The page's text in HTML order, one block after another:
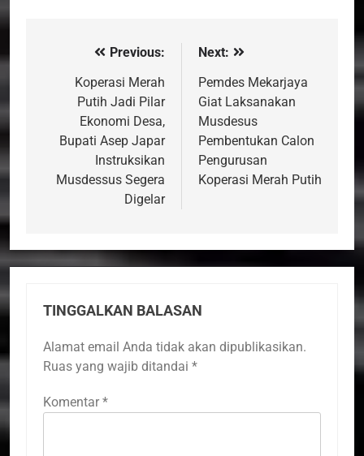
NavigasiPrevious:
Koperasi Merah
Putih Jadi Pilar
Ekonomi Desa,
Bupati Asep Japar
Instruksikan
Musdessus Segera
Digelar
Next:
Pemdes Mekarjaya
Giat Laksanakan
Musdesus
Pembentukan Calon
Pengurusan
Koperasi Merah Putih
TINGGALKAN BALASAN
Alamat email Anda tidak akan dipublikasikan.
Ruas yang wajib ditandai *
Komentar *